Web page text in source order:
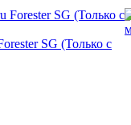
SG (Только с